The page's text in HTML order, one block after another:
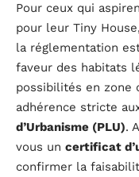
Pour ceux qui
pour leur Tiny
la réglementation
faveur des habitats
possibilités en zone
adhérence stricte
d’Urbanisme (PLU).
vous un certificat
confirmer la